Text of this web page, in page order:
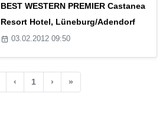
BEST WESTERN PREMIER Castanea
Resort Hotel, Lüneburg/Adendorf
03.02.2012 09:50
‹ 1 › »